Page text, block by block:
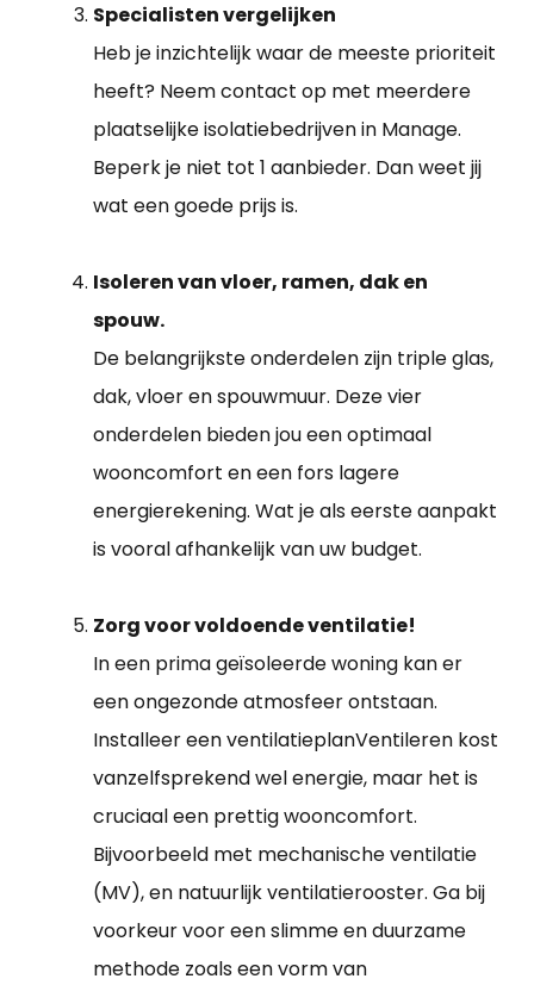
Specialisten vergelijken
Heb je inzichtelijk waar de meeste prioriteit
heeft? Neem contact op met meerdere
plaatselijke isolatiebedrijven in Manage.
Beperk je niet tot 1 aanbieder. Dan weet jij
wat een goede prijs is.
Isoleren van vloer, ramen, dak en
spouw.
De belangrijkste onderdelen zijn triple glas,
dak, vloer en spouwmuur. Deze vier
onderdelen bieden jou een optimaal
wooncomfort en een fors lagere
energierekening. Wat je als eerste aanpakt
is vooral afhankelijk van uw budget.
Zorg voor voldoende ventilatie!
In een prima geïsoleerde woning kan er
een ongezonde atmosfeer ontstaan.
Installeer een ventilatieplanVentileren kost
vanzelfsprekend wel energie, maar het is
cruciaal een prettig wooncomfort.
Bijvoorbeeld met mechanische ventilatie
(MV), en natuurlijk ventilatierooster. Ga bij
voorkeur voor een slimme en duurzame
methode zoals een vorm van